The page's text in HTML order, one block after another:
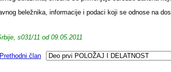
beležnika, informacije i podaci koji se odnose na
s031/11 od 09.05.2011
član